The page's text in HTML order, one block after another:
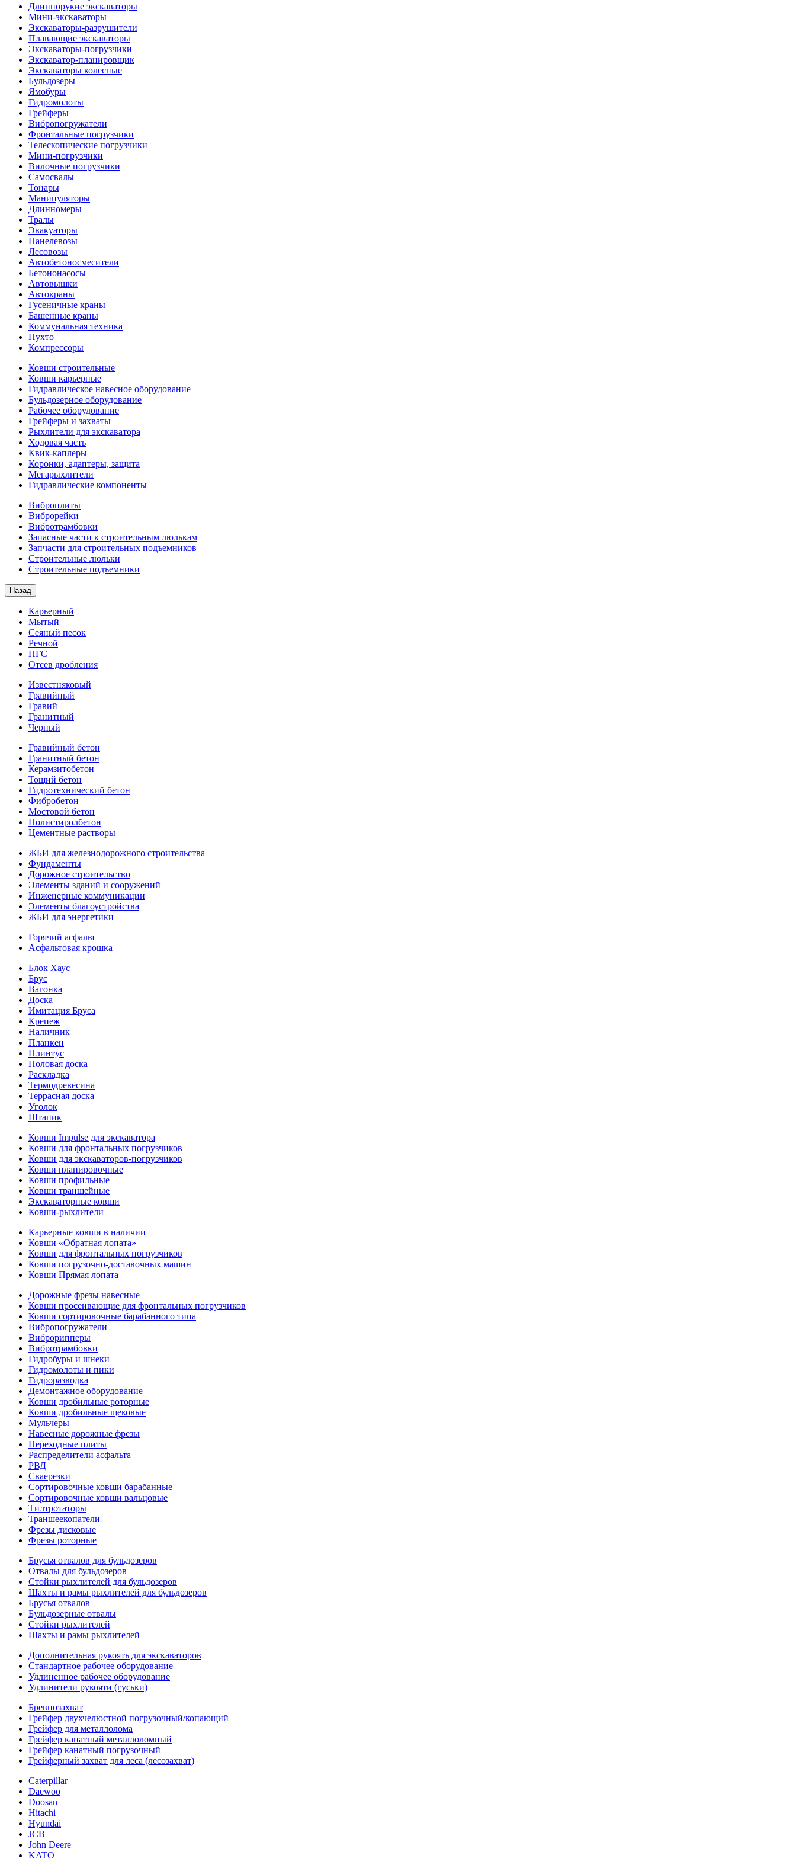
Длиннорукие экскаваторы
Мини-экскаваторы
Экскаваторы-разрушители
Плавающие экскаваторы
Экскаваторы-погрузчики
Экскаватор-планировщик
Экскаваторы колесные
Бульдозеры
Ямобуры
Гидромолоты
Грейферы
Вибро­погружатели
Фронтальные погрузчики
Телескопические погрузчики
Мини-погрузчики
Вилочные погрузчики
Самосвалы
Тонары
Манипуляторы
Длинномеры
Тралы
Эвакуаторы
Панелевозы
Лесовозы
Автобетоно­смесители
Бетононасосы
Автовышки
Автокраны
Гусеничные краны
Башенные краны
Коммунальная техника
Пухто
Компрессоры
Ковши строительные
Ковши карьерные
Гидравлическое навесное оборудование
Бульдозерное оборудование
Рабочее оборудование
Грейферы и захваты
Рыхлители для экскаватора
Ходовая часть
Квик-каплеры
Коронки, адаптеры, защита
Мегарыхлители
Гидравлические компоненты
Виброплиты
Виброрейки
Вибротрамбовки
Запасные части к строительным люлькам
Запчасти для строительных подъемников
Строительные люльки
Строительные подъемники
Назад
Карьерный
Мытый
Сеяный песок
Речной
ПГС
Отсев дробления
Известняковый
Гравийный
Гравий
Гранитный
Черный
Гравийный бетон
Гранитный бетон
Керамзитобетон
Тощий бетон
Гидротехнический бетон
Фибробетон
Мостовой бетон
Полистиролбетон
Цементные растворы
ЖБИ для железнодорожного строительства
Фундаменты
Дорожное строительство
Элементы зданий и сооружений
Инженерные коммуникации
Элементы благоустройства
ЖБИ для энергетики
Горячий асфальт
Асфальтовая крошка
Блок Хаус
Брус
Вагонка
Доска
Имитация Бруса
Крепеж
Наличник
Планкен
Плинтус
Половая доска
Раскладка
Термодревесина
Террасная доска
Уголок
Штапик
Ковши Impulse для экскаватора
Ковши для фронтальных погрузчиков
Ковши для экскаваторов-погрузчиков
Ковши планировочные
Ковши профильные
Ковши траншейные
Экскаваторные ковши
Ковши-рыхлители
Карьерные ковши в наличии
Ковши «Обратная лопата»
Ковши для фронтальных погрузчиков
Ковши погрузочно-доставочных машин
Ковши Прямая лопата
Дорожные фрезы навесные
Ковши просеивающие для фронтальных погрузчиков
Ковши сортировочные барабанного типа
Вибропогружатели
Виброрипперы
Вибротрамбовки
Гидробуры и шнеки
Гидромолоты и пики
Гидроразводка
Демонтажное оборудование
Ковши дробильные роторные
Ковши дробильные щековые
Мульчеры
Навесные дорожные фрезы
Переходные плиты
Распределители асфальта
РВД
Сваерезки
Сортировочные ковши барабанные
Сортировочные ковши вальцовые
Тилтротаторы
Траншеекопатели
Фрезы дисковые
Фрезы роторные
Брусья отвалов для бульдозеров
Отвалы для бульдозеров
Стойки рыхлителей для бульдозеров
Шахты и рамы рыхлителей для бульдозеров
Брусья отвалов
Бульдозерные отвалы
Стойки рыхлителей
Шахты и рамы рыхлителей
Дополнительная рукоять для экскаваторов
Стандартное рабочее оборудование
Удлиненное рабочее оборудование
Удлинители рукояти (гуськи)
Бревнозахват
Грейфер двухчелюстной погрузочный/копающий
Грейфер для металлолома
Грейфер канатный металлоломный
Грейфер канатный погрузочный
Грейферный захват для леса (лесозахват)
Caterpillar
Daewoo
Doosan
Hitachi
Hyundai
JCB
John Deere
KATO